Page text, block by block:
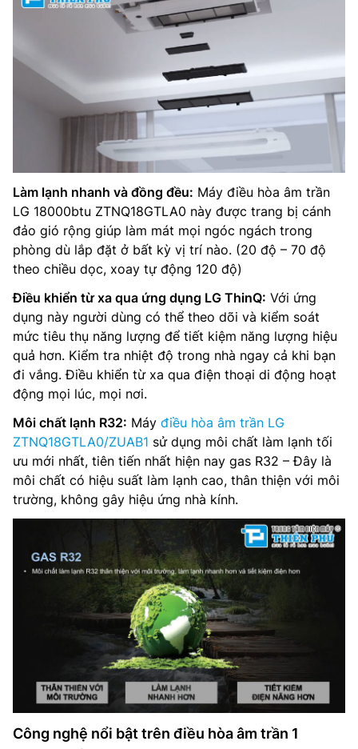
Làm lạnh nhanh và đồng đều: Máy điều hòa âm trần
LG 18000btu ZTNQ18GTLA0 này được trang bị cánh
đảo gió rộng giúp làm mát mọi ngóc ngách trong
phòng dù lắp đặt ở bất kỳ vị trí nào. (20 độ – 70 độ
theo chiều dọc, xoay tự động 120 độ)
Điều khiển từ xa qua ứng dụng LG ThinQ: Với ứng
dụng này người dùng có thể theo dõi và kiểm soát
mức tiêu thụ năng lượng để tiết kiệm năng lượng hiệu
quả hơn. Kiểm tra nhiệt độ trong nhà ngay cả khi bạn
đi vắng. Điều khiển từ xa qua điện thoại di động hoạt
động mọi lúc, mọi nơi.
Môi chất lạnh R32: Máy điều hòa âm trần LG
ZTNQ18GTLA0/ZUAB1 sử dụng môi chất làm lạnh tối
ưu mới nhất, tiên tiến nhất hiện nay gas R32 – Đây là
môi chất có hiệu suất làm lạnh cao, thân thiện với môi
trường, không gây hiệu ứng nhà kính.
Công nghệ nổi bật trên điều hòa âm trần 1